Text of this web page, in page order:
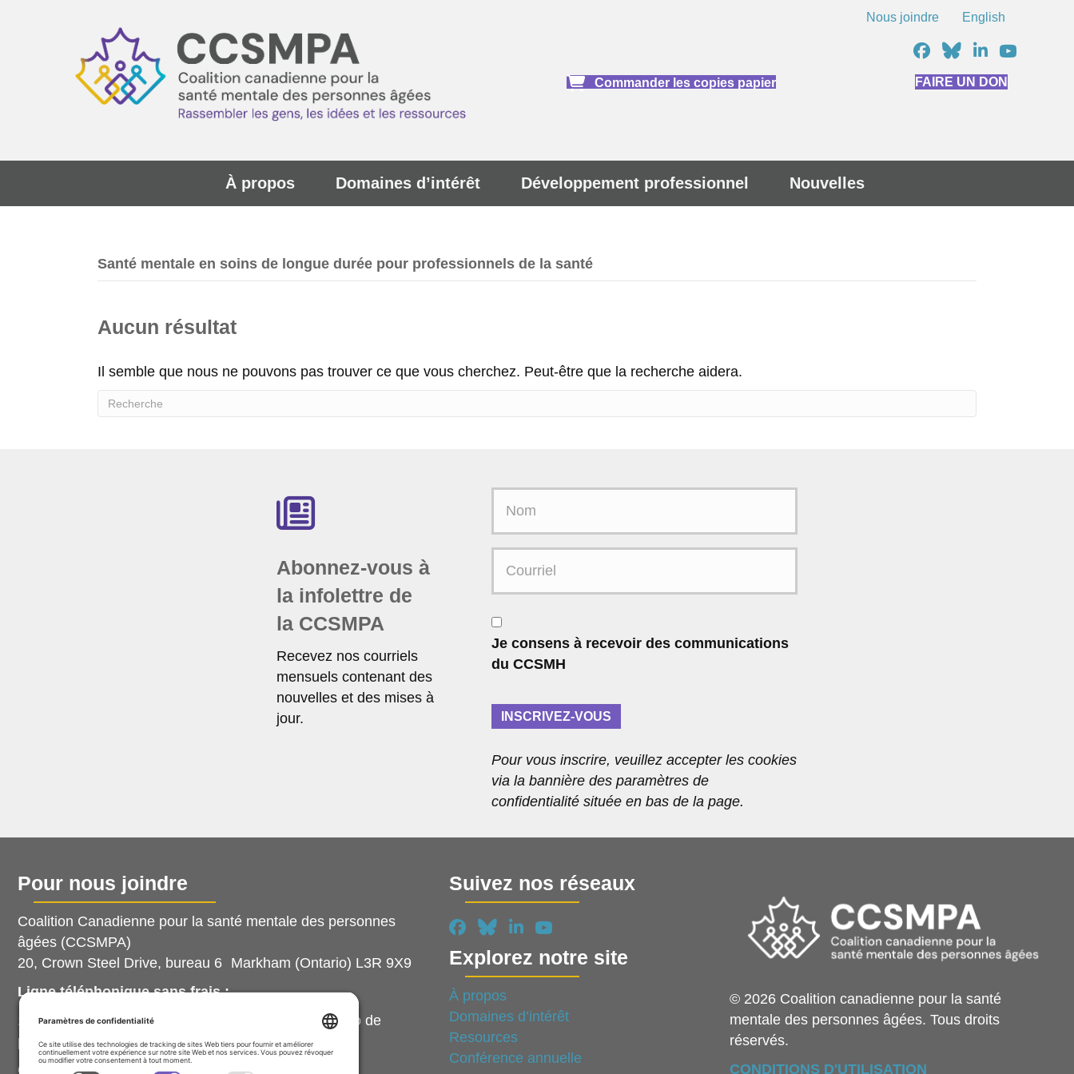
Nous joindre English
Commander les copies papier FAIRE UN DON
À propos Domaines d’intérêt Développement professionnel Nouvelles
Santé mentale en soins de longue durée pour professionnels de la santé
Aucun résultat
Il semble que nous ne pouvons pas trouver ce que vous cherchez. Peut-être que la recherche aidera.
Abonnez-vous à
la infolettre de
la CCSMPA
Recevez nos courriels
mensuels contenant des
nouvelles et des mises à
jour.
m
u
r
i
e
*
C
n
s
n
t
Je consens à recevoir des communications
du CCSMH
INSCRIVEZ-VOUS
Pour vous inscrire, veuillez accepter les cookies
via la bannière des paramètres de
confidentialité située en bas de la page.
Pour nous joindre
Coalition Canadienne pour la santé mentale des personnes
âgées (CCSMPA)
20, Crown Steel Drive, bureau 6 Markham (Ontario) L3R 9X9
Ligne téléphonique sans frais :
1-888-214-7080, poste 102 (prière d’utiliser le numéro de
poste, sinon nous ne recevrons pas votre message).
Courriel :info@ccsmh.ca
Suivez nos réseaux
Explorez notre site
À propos
Domaines d’intérêt
Resources
Conférence annuelle
© 2026 Coalition canadienne pour la santé
mentale des personnes âgées. Tous droits
réservés.
CONDITIONS D'UTILISATION